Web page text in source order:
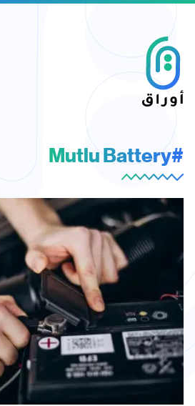
#Mutlu Battery